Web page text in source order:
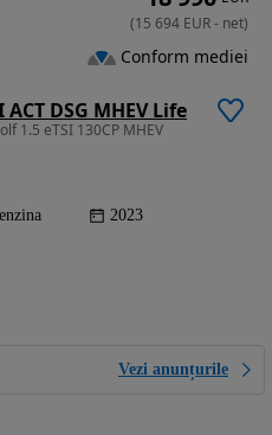
DSG MHEV Life
1.5 eTSI 130CP MHEV
2023
Vezi anunțurile
(15 694 EUR- net)
Conform mediei